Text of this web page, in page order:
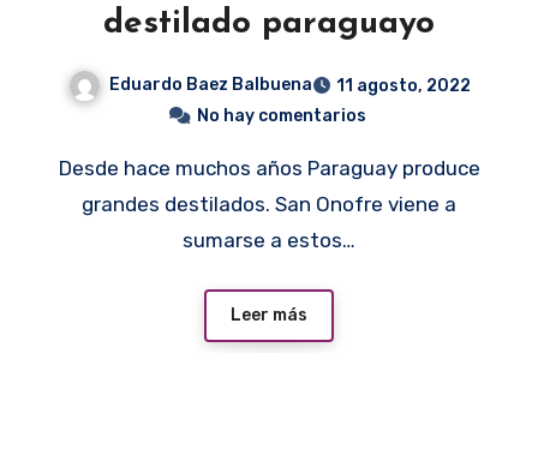
destilado paraguayo
Eduardo Baez Balbuena
11 agosto, 2022
No hay comentarios
Desde hace muchos años Paraguay produce
grandes destilados. San Onofre viene a
sumarse a estos…
Leer más